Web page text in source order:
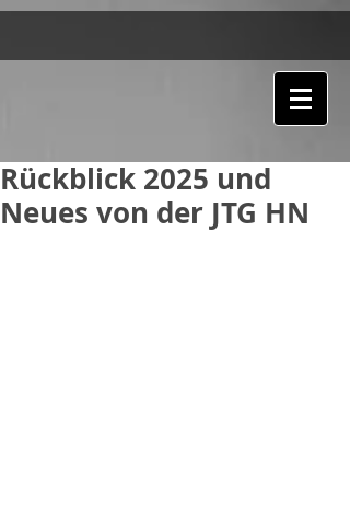
Rückblick 2025 und
Neues von der JTG HN